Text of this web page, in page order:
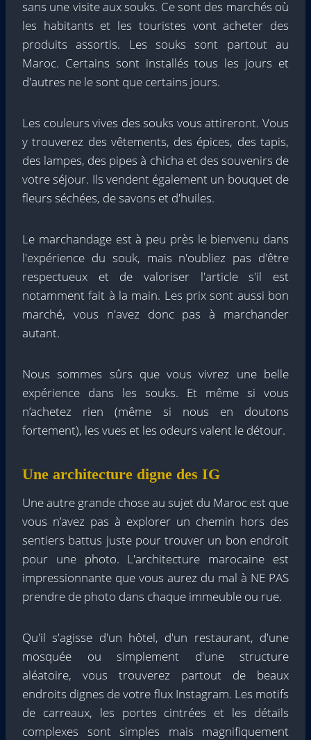
sans une visite aux souks. Ce sont des marchés où
les habitants et les touristes vont acheter des
produits assortis. Les souks sont partout au
Maroc. Certains sont installés tous les jours et
d'autres ne le sont que certains jours.
Les couleurs vives des souks vous attireront. Vous
y trouverez des vêtements, des épices, des tapis,
des lampes, des pipes à chicha et des souvenirs de
votre séjour. Ils vendent également un bouquet de
fleurs séchées, de savons et d'huiles.
Le marchandage est à peu près le bienvenu dans
l'expérience du souk, mais n'oubliez pas d'être
respectueux et de valoriser l'article s'il est
notamment fait à la main. Les prix sont aussi bon
marché, vous n'avez donc pas à marchander
autant.
Nous sommes sûrs que vous vivrez une belle
expérience dans les souks. Et même si vous
n’achetez rien (même si nous en doutons
fortement), les vues et les odeurs valent le détour.
Une architecture digne des IG
Une autre grande chose au sujet du Maroc est que
vous n’avez pas à explorer un chemin hors des
sentiers battus juste pour trouver un bon endroit
pour une photo. L'architecture marocaine est
impressionnante que vous aurez du mal à NE PAS
prendre de photo dans chaque immeuble ou rue.
Qu'il s'agisse d'un hôtel, d'un restaurant, d'une
mosquée ou simplement d'une structure
aléatoire, vous trouverez partout de beaux
endroits dignes de votre flux Instagram. Les motifs
de carreaux, les portes cintrées et les détails
complexes sont simples mais magnifiquement